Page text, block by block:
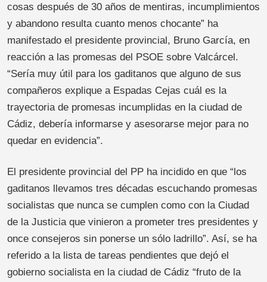
cosas después de 30 años de mentiras, incumplimientos
y abandono resulta cuanto menos chocante” ha
manifestado el presidente provincial, Bruno García, en
reacción a las promesas del PSOE sobre Valcárcel.
“Sería muy útil para los gaditanos que alguno de sus
compañeros explique a Espadas Cejas cuál es la
trayectoria de promesas incumplidas en la ciudad de
Cádiz, debería informarse y asesorarse mejor para no
quedar en evidencia”.
El presidente provincial del PP ha incidido en que “los
gaditanos llevamos tres décadas escuchando promesas
socialistas que nunca se cumplen como con la Ciudad
de la Justicia que vinieron a prometer tres presidentes y
once consejeros sin ponerse un sólo ladrillo”. Así, se ha
referido a la lista de tareas pendientes que dejó el
gobierno socialista en la ciudad de Cádiz “fruto de la